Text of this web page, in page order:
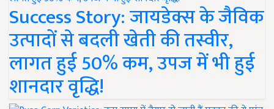
Success Story: जायडेक्स के जैविक
उत्पादों से बदली खेती की तस्वीर,
लागत हुई 50% कम, उपज में भी हुई
शानदार वृद्धि!